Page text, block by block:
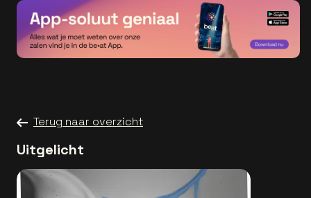
Terug naar overzicht
Uitgelicht